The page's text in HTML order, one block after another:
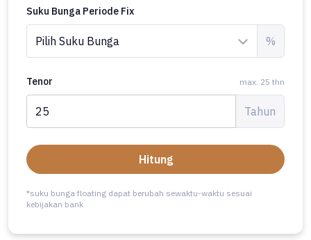
Suku Bunga Periode Fix
%
Tenor max. 25 thn
Tahun
Hitung
*suku bunga floating dapat berubah sewaktu-waktu sesuai
kebijakan bank